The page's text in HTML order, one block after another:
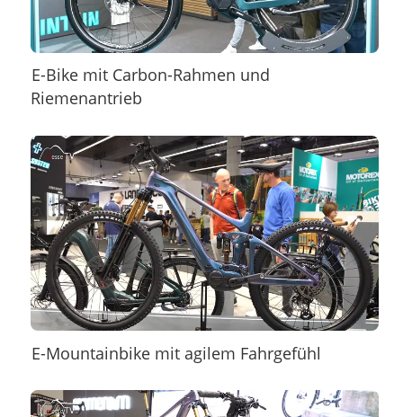
E-Bike mit Carbon-Rahmen und
Riemenantrieb
E-Mountainbike mit agilem Fahrgefühl